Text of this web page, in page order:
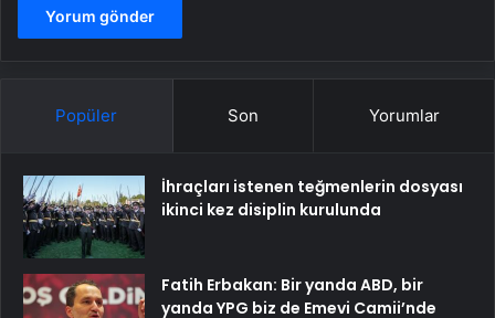
Popüler Son Yorumlar
İhraçları istenen teğmenlerin dosyası
ikinci kez disiplin kurulunda
Fatih Erbakan: Bir yanda ABD, bir
yanda YPG biz de Emevi Camii’nde